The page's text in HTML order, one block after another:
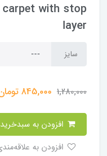
with stop
layer
سایز
1,280,000
845,000